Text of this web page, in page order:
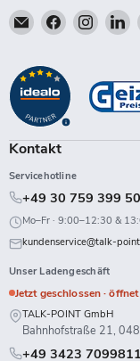
Email
Talk-
Finden
Sie
auf
Facebook
Finden
Sie
auf
Kontakt
Servicehotline
+49 30 759 399 50
Mo–Fr · 9:00–12:30 &
kundenservice@talk-
Unser Ladengeschäft
Jetzt geschlossen ·
TALK-POINT GmbH
Bahnhofstraße 21,
+49 3423 7099811